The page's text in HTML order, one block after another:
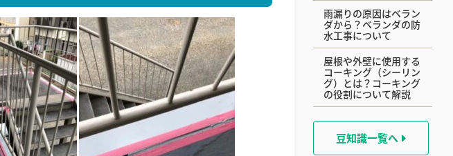
雨漏りの原因はベラン
ダから？ベランダの防
水工事について
屋根や外壁に使用する
コーキング（シーリン
グ）とは？コーキング
の役割について解説
豆知識一覧へ